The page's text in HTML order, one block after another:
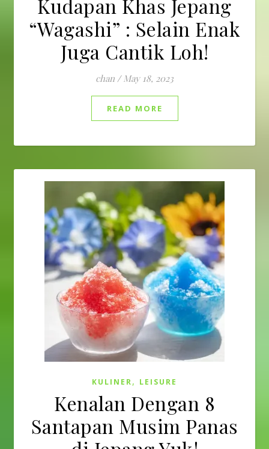
Kudapan Khas Jepang
“Wagashi” : Selain Enak
Juga Cantik Loh!
chan / May 18, 2023
READ MORE
KULINER, LEISURE
Kenalan Dengan 8
Santapan Musim Panas